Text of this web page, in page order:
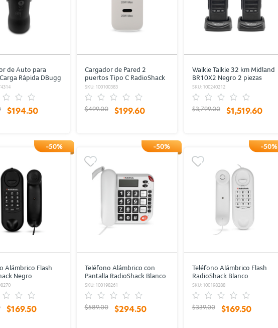
de Auto para
Rápida DBugg
Blanco / 1 Tipo C /
$194.50
Cargador de Pared 2
puertos Tipo C RadioShack
Blanco
SKU: 100100383
$499.00 $199.60
Walkie Talkie 32 km Midland
BR10X2 Negro 2 piezas
SKU: 100240212
$3,799.00 $1,519.60
-50%
Alámbrico Flash
Negro
$169.50
-50%
Teléfono Alámbrico con
Pantalla RadioShack Blanco
SKU: 100198261
$589.00 $294.50
-50%
Teléfono Alámbrico Flash
RadioShack Blanco
SKU: 100198288
$339.00 $169.50